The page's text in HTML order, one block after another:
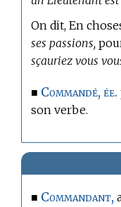
On dit, En
ses passions,
sçauriez vous
■ Commandé, ée.
son verbe.
■ Commandant,